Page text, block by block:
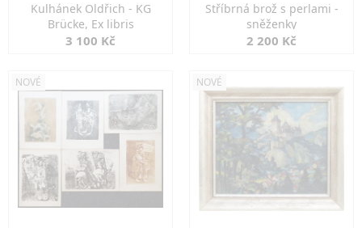
Kulhánek Oldřich - KG
Brücke, Ex libris
3 100 Kč
Stříbrná brož s perlami -
sněženky
2 200 Kč
NOVÉ NOVÉ